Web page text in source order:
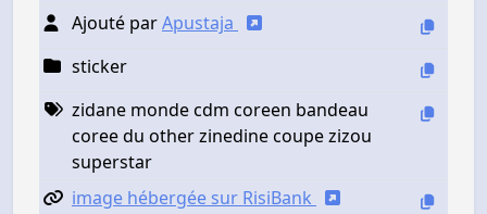
Ajouté parApustaja
sticker
zidane monde cdm coreen bandeau
coree du other zinedine coupe zizou
superstar
image hébergée sur RisiBank